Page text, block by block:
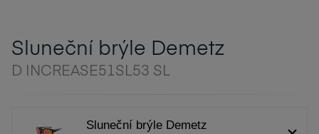
Sluneční brýle Demetz
D INCREASE51SL53 SL
Sluneční brýle Demetz